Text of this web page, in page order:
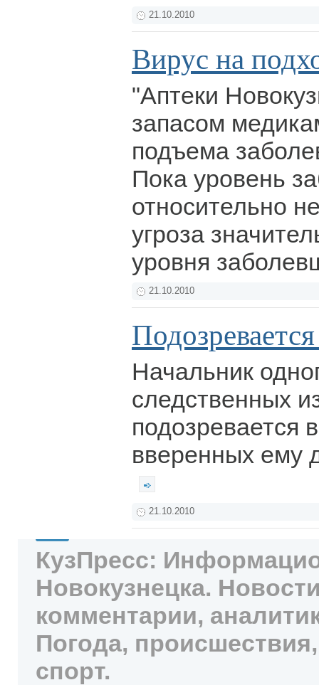
21.10.2010
Вирус на
"Аптеки
запасом
подъема
Пока уровень
относительно
угроза
уровня
21.10.2010
Начальник
следственных
подозревается
вверенных ему
21.10.2010
КузПресс:
Новокузнецка.
комментарии,
Погода,
спорт.